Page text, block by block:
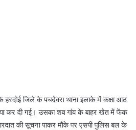
हरदोई जिले के पचदेवरा थाना इलाके में कक्षा आठ
कर दी गई। उसका शव गांव के बाहर खेत में फेंक
की सूचना पाकर मौके पर एसपी पुलिस बल के